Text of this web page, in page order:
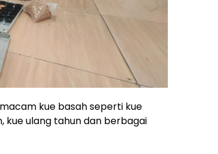
kue basah seperti kue
kue ulang tahun dan berbagai